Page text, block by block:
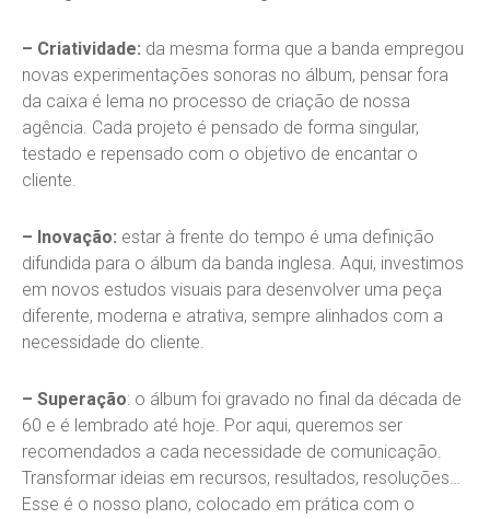
– Criatividade: da mesma forma que a banda empregou
novas experimentações sonoras no álbum, pensar fora
da caixa é lema no processo de criação de nossa
agência. Cada projeto é pensado de forma singular,
testado e repensado com o objetivo de encantar o
cliente.
– Inovação: estar à frente do tempo é uma definição
difundida para o álbum da banda inglesa. Aqui, investimos
em novos estudos visuais para desenvolver uma peça
diferente, moderna e atrativa, sempre alinhados com a
necessidade do cliente.
– Superação: o álbum foi gravado no final da década de
60 e é lembrado até hoje. Por aqui, queremos ser
recomendados a cada necessidade de comunicação.
Transformar ideias em recursos, resultados, resoluções…
Esse é o nosso plano, colocado em prática com o